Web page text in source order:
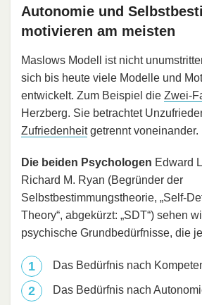
Autonomie und
motivieren am meisten
Maslows Modell ist nicht
sich bis heute viele Modelle und
entwickelt. Zum Beispiel die Zwei-
Herzberg. Sie betrachtet
Zufriedenheitgetrennt voneinander.
Die beiden Psychologen Edward
Richard M. Ryan (Begründer der
Selbstbestimmungstheorie, „Self-
Theory“, abgekürzt: „SDT“) sehen
psychische Grundbedürfnisse, die
Das Bedürfnis nach
Das Bedürfnis nach